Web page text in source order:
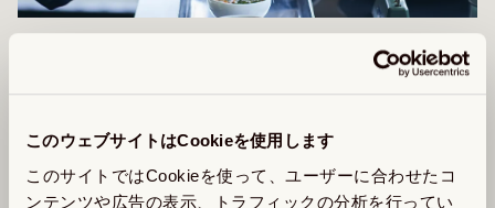
このウェブサイトはCookieを使用します
このサイトではCookieを使って、ユーザーに合わせたコ
ンテンツや広告の表示、トラフィックの分析を行ってい
商品のおすすめの飲み方
ティーバッグ1袋をポットに入れ、冷水を300㏄程度注い
でください。
約30分待つだけで、透き通る琥珀色と繊細な香ばしさを